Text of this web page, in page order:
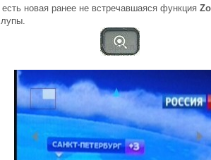
новая ранее не встречавшаяся функция
лупы.